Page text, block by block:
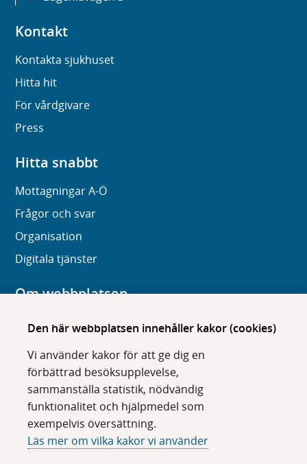
Den här webbplatsen innehåller kakor (cookies)
Vi använder kakor för att ge dig en
förbättrad besöksupplevelse,
sammanställa statistik, nödvändig
funktionalitet och hjälpmedel som
exempelvis översättning.
Läs mer om vilka kakor vi använder
Kontakt
Kontakta sjukhuset
Hitta hit
För vårdgivare
Press
Hitta snabbt
Mottagningar A-Ö
Frågor och svar
Organisation
Digitala tjänster
Om webbplatsen
Om karolinska.se
Tillgänglighet
Om cookies
Följ oss i sociala medier